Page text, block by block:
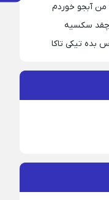
آبجو خوردم
چقد سکسیه
بده تیکی تاکا